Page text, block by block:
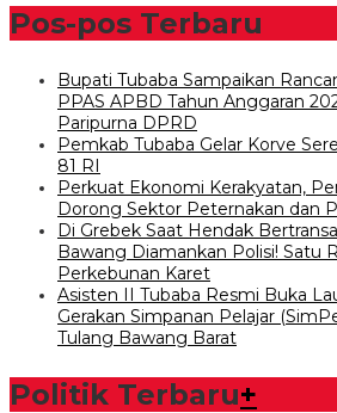
Pos-pos Terbaru
Bupati Tubaba Sampaikan
PPAS APBD Tahun Anggaran
Paripurna DPRD
Pemkab Tubaba Gelar Korve
81 RI
Perkuat Ekonomi Kerakyatan,
Dorong Sektor Peternakan dan
Di Grebek Saat Hendak
Bawang Diamankan Polisi! Satu
Perkebunan Karet
Asisten II Tubaba Resmi Buka
Gerakan Simpanan Pelajar
Tulang Bawang Barat
Politik Terbaru+